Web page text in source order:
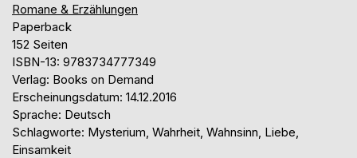
Romane & Erzählungen
Paperback
152 Seiten
ISBN-13: 9783734777349
Verlag: Books on Demand
Erscheinungsdatum: 14.12.2016
Sprache: Deutsch
Schlagworte: Mysterium, Wahrheit, Wahnsinn, Liebe,
Einsamkeit